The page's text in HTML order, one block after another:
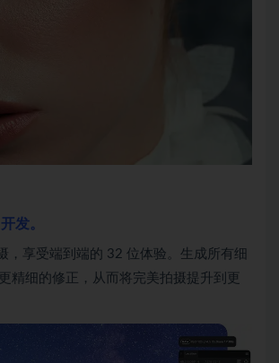
发。
，享受端到端的 32 位体验。生成所有细
精细的修正，从而将完美拍摄提升到更